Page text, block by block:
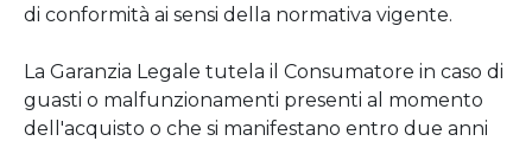
di conformità ai sensi della normativa vigente.
La Garanzia Legale tutela il Consumatore in caso di
guasti o malfunzionamenti presenti al momento
dell'acquisto o che si manifestano entro due anni